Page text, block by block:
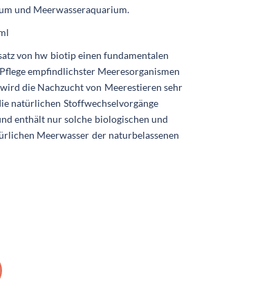
und Meerwasseraquarium.
von hw biotip einen fundamentalen
empfindlichster Meeresorganismen
die Nachzucht von Meerestieren sehr
natürlichen Stoffwechselvorgänge
enthält nur solche biologischen und
Meerwasser der naturbelassenen